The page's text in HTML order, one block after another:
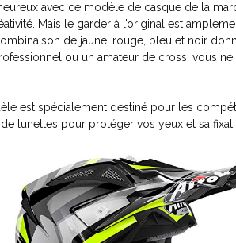
avec ce modèle de casque de la
Mais le garder à l’original est
de jaune, rouge, bleu et noir
ou un amateur de cross, vous
est spécialement destiné pour les
lunettes pour protéger vos yeux et sa